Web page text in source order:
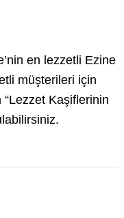
en lezzetli Ezine
müşterileri için
Kaşiflerinin